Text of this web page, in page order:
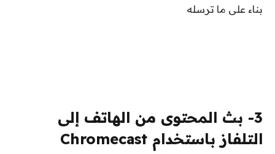
بناء على ما ترسله
3- بث المحتوى من الهاتف إلى
التلفاز باستخدام Chromecast